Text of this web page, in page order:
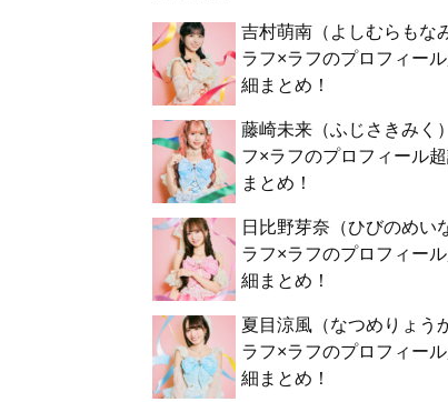
吉村萌南（よしむらもな
ラフ×ラフのプロフィー
細まとめ！
藤崎未来（ふじさきみく
フ×ラフのプロフィール
まとめ！
日比野芽奈（ひびのめい
ラフ×ラフのプロフィー
細まとめ！
夏目涼風（なつめりょう
ラフ×ラフのプロフィー
細まとめ！